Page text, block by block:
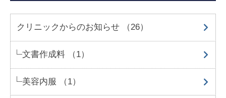
クリニックからのお知らせ （26）
文書作成料 （1）
美容内服 （1）